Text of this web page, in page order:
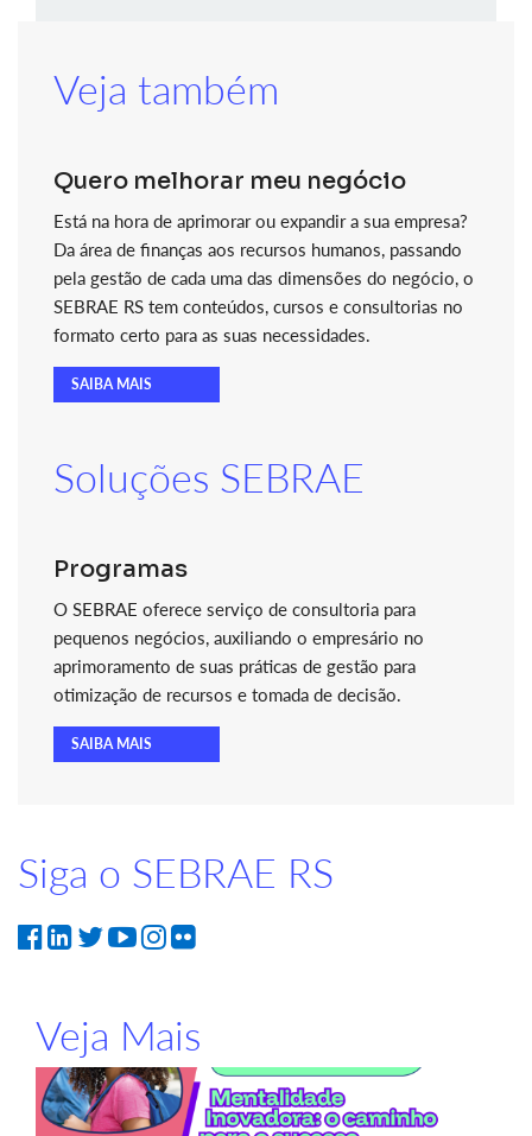
Veja também
Quero melhorar meu negócio
Está na hora de aprimorar ou expandir a sua empresa?
Da área de finanças aos recursos humanos, passando
pela gestão de cada uma das dimensões do negócio, o
SEBRAE RS tem conteúdos, cursos e consultorias no
formato certo para as suas necessidades.
SAIBA MAIS
Soluções SEBRAE
Programas
O SEBRAE oferece serviço de consultoria para
pequenos negócios, auxiliando o empresário no
aprimoramento de suas práticas de gestão para
otimização de recursos e tomada de decisão.
SAIBA MAIS
Siga o SEBRAE RS
Veja Mais